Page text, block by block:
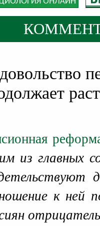
из главных
к ней